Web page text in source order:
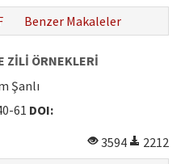
Benzer Makaleler
ZİLİ ÖRNEKLERİ
Şanlı
61 DOI:
3594
2212